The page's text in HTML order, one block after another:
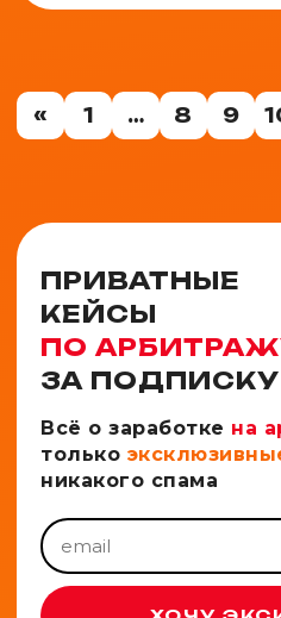
« 1 … 8 9
ПРИВАТНЫЕ
КЕЙСЫ
ПО
ЗА ПОДПИСКУ
Всё о заработке на
только
никакого спама